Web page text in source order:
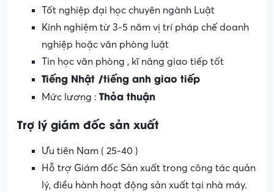
Tốt nghiệp đại học chuyên ngành Luật
Kinh nghiệm từ 3-5 năm vị trí pháp chế doanh
nghiệp hoặc văn phòng luật
Tin học văn phòng , kĩ năng giao tiếp tốt
Tiếng Nhật /tiếng anh giao tiếp
Mức lương : Thỏa thuận
Trợ lý giám đốc sản xuất
Ưu tiên Nam ( 25-40 )
Hỗ trợ Giám đốc Sản xuất trong công tác quản
lý, điều hành hoạt động sản xuất tại nhà máy.